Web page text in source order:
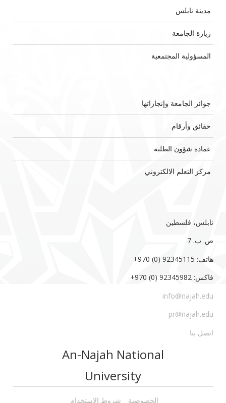
مدينة نابلس
زيارة الجامعة
المسؤولية المجتمعية
جوائز الجامعة وإنجازاتها
حقائق وأرقام
عمادة شؤون الطلبة
مركز التعلم الالكتروني
نابلس، فلسطين
ص. ب. 7‏
هاتف: 92345115 (0) 970‏‎+‎
فاكس: 92345982 (0) 970‏‎+‎
info@najah.edu
pr@najah.edu
اتصل بنا
An-Najah National
University
الخصوصية شروط الاستخدام